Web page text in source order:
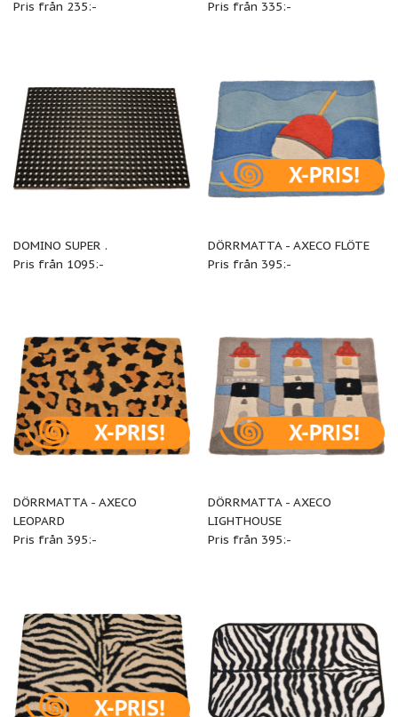
Pris från 235:-
Pris från 335:-
DOMINO SUPER .
Pris från 1095:-
DÖRRMATTA - AXECO FLÖTE
Pris från 395:-
DÖRRMATTA - AXECO
LEOPARD
Pris från 395:-
DÖRRMATTA - AXECO
LIGHTHOUSE
Pris från 395:-